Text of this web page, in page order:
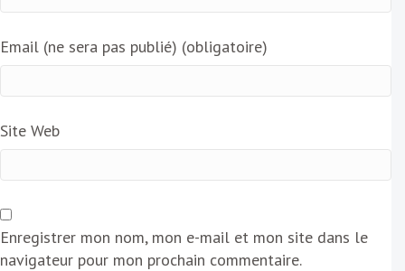
Email (ne sera pas publié) (obligatoire)
Site Web
Enregistrer mon nom, mon e-mail et mon site dans le
navigateur pour mon prochain commentaire.